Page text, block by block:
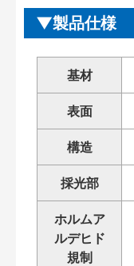
製品仕様
基材
表面
構造
採光部
ホルムア
ルデヒド
規制